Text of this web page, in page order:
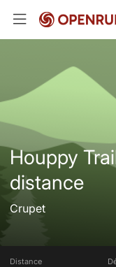
Houppy
distance
Crupet
Distance